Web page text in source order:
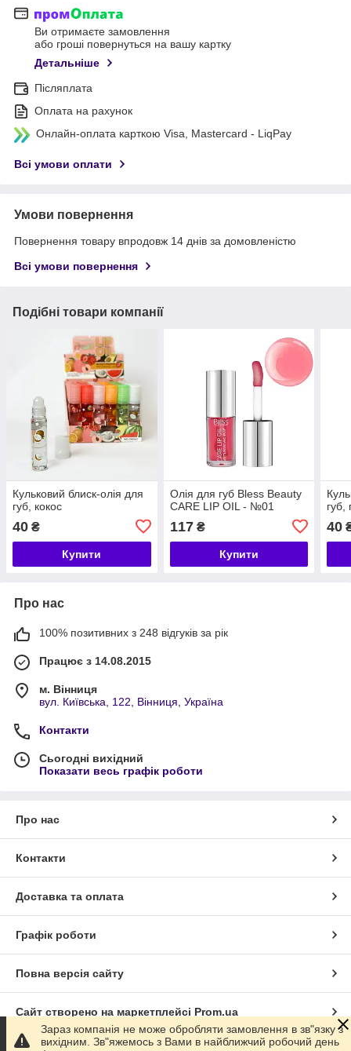
Ви отримаєте замовлення
або гроші повернуться на вашу картку
Детальніше
Післяплата
Оплата на рахунок
Онлайн-оплата карткою Visa, Mastercard - LiqPay
Всі умови оплати
Умови повернення
Повернення товару впродовж 14 днів за домовленістю
Всі умови повернення
Подібні товари компанії
Кульковий блиск-олія для
губ, кокос
40 ₴
Купити
Олія для губ Bless Beauty
CARE LIP OIL - №01
117₴
Купити
губ,
40
Про нас
100% позитивних з 248 відгуків за рік
Працює з 14.08.2015
м. Вінниця
вул. Київська, 122, Вінниця, Україна
Контакти
Сьогодні вихідний
Показати весь графік роботи
Про нас
Контакти
Доставка та оплата
Графік роботи
Повна версія сайту
Сайт створено на маркетплейсі Prom.ua
Зараз компанія не може обробляти замовлення в зв"язку з
вихідним. Зв"яжемось з Вами в найближчий робочий день